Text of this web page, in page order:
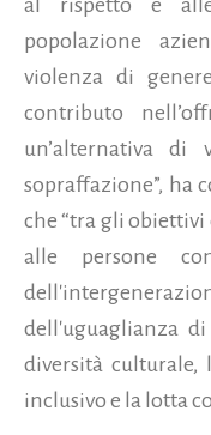
popolazione
violenza di
contributo
un’alternativa
sopraffazione”, ha
che “tra gli
alle persone
dell'uguaglianza
diversità
inclusivo e la lotta